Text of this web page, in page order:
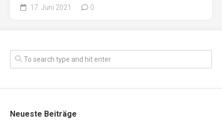
17. Juni 2021 0
Neueste Beiträge